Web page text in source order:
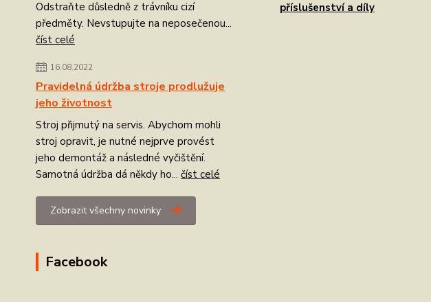
Odstraňte důsledně z trávníku cizí
předměty. Nevstupujte na neposečenou...
číst celé
16.08.2022
Pravidelná údržba stroje prodlužuje
jeho životnost
Stroj přijmutý na servis. Abychom mohli
stroj opravit, je nutné nejprve provést
jeho demontáž a následné vyčištění.
Samotná údržba dá někdy ho... číst celé
Zobrazit všechny novinky
Facebook
příslušenství a díly